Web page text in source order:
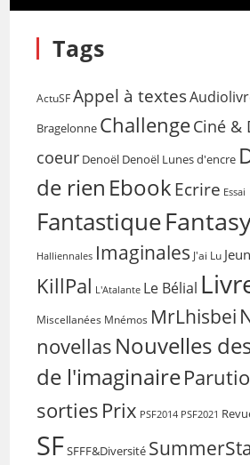
Tags
ActuSF Appel à textes
Bragelonne ChallengeCiné &
coeur Denoël Denoël Lunes d'encre
de rien EbookEcrire Essai
Fantastique
Halliennales Imaginales J'ai Lu
KillPal L'Atalante Le Bélial
Miscellanées Mnémos MrLhisbei
novellas Nouvelles
de l'imaginaire
sorties Prix PSF2014 PSF2021
SFSFFF&Diversité